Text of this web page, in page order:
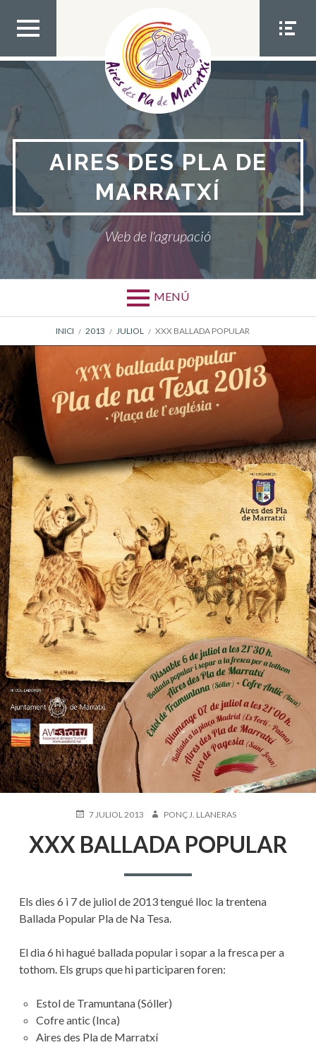
contingut
MEN
Ú
SUPE
MEN
SOCIA
AIRES DES PLA DE
MARRATXÍ
Web de l'agrupació
MENÚ
AJUDA
A
LA
NAVEGACIÓ
DEL
LLOC
INICI 2013 JULIOL XXX BALLADA POPULAR
PUBLICAT
7 JULIOL 2013 AUTORPONÇ J. LLANERAS
XXX BALLADA POPULAR
Els dies 6 i 7 de juliol de 2013 tengué lloc la trentena
Ballada Popular Pla de Na Tesa.
El dia 6 hi hagué ballada popular i sopar a la fresca per a
tothom. Els grups que hi participaren foren:
Estol de Tramuntana (Sóller)
Cofre antic (Inca)
Aires des Pla de Marratxí